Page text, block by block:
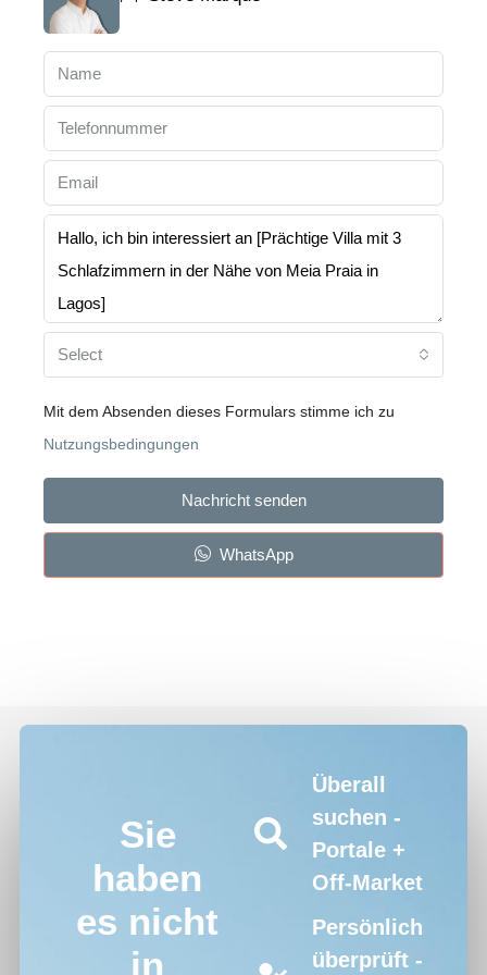
Select
Mit dem Absenden dieses Formulars stimme ich zu
Nutzungsbedingungen
Nachricht senden
WhatsApp
Sie
haben
es nicht
in
Überall
suchen -
Portale +
Off-Market
Persönlich
überprüft -